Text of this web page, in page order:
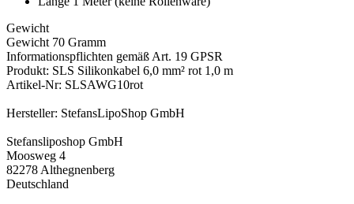
Gewicht
Gewicht 70 Gramm
Informationspflichten gemäß Art. 19 GPSR
Produkt: SLS Silikonkabel 6,0 mm² rot 1,0 m
Artikel-Nr: SLSAWG10rot
Hersteller: StefansLipoShop GmbH
Stefansliposhop GmbH
Moosweg 4
82278 Althegnenberg
Deutschland